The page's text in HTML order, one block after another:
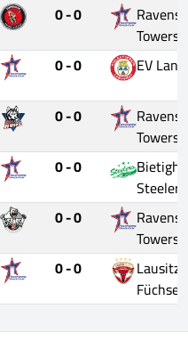
0 - 0
0 - 0
EV
0 - 0
0 - 0
Steelers
0 - 0
0 - 0
Füchse